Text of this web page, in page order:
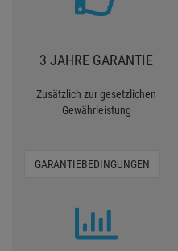
3 JAHRE GARANTIE
Zusätzlich zur gesetzlichen
Gewährleistung
GARANTIEBEDINGUNGEN